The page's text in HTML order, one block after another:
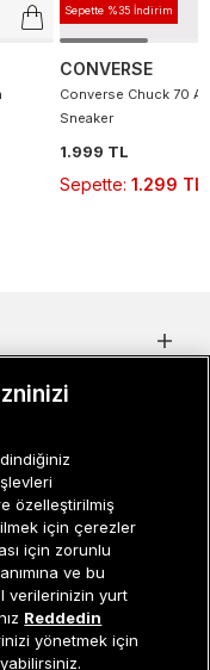
Sepette %35 İndirim
CONVERSE
Converse Chuck 70
Sneaker
1.999 TL
Sepette: 1.299 TL
özelleştirilmiş
için çerezler
için zorunlu
ve bu
verilerinizin yurt
Reddedin
yönetmek için